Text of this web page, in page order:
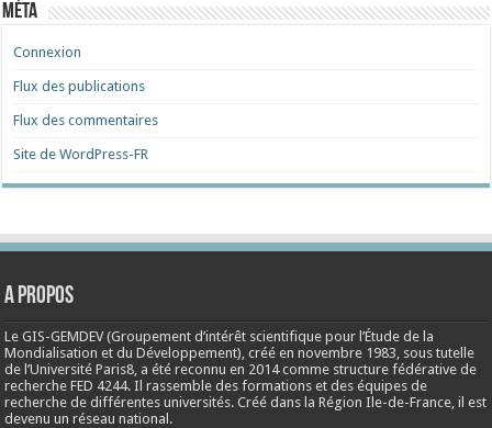
Méta
Connexion
Flux des publications
Flux des commentaires
Site de WordPress-FR
A propos
Le GIS-GEMDEV (Groupement d’intérêt scientifique pour l’Étude de la
Mondialisation et du Développement), créé ennovembre 1983, sous tutelle
de l’Université Paris8, a été reconnu en 2014 comme structure fédérative de
recherche FED 4244. Il rassemble des formations et des équipes de
recherche de différentes universités. Créé dans la Région Ile-de-France, il est
devenu un réseau national.